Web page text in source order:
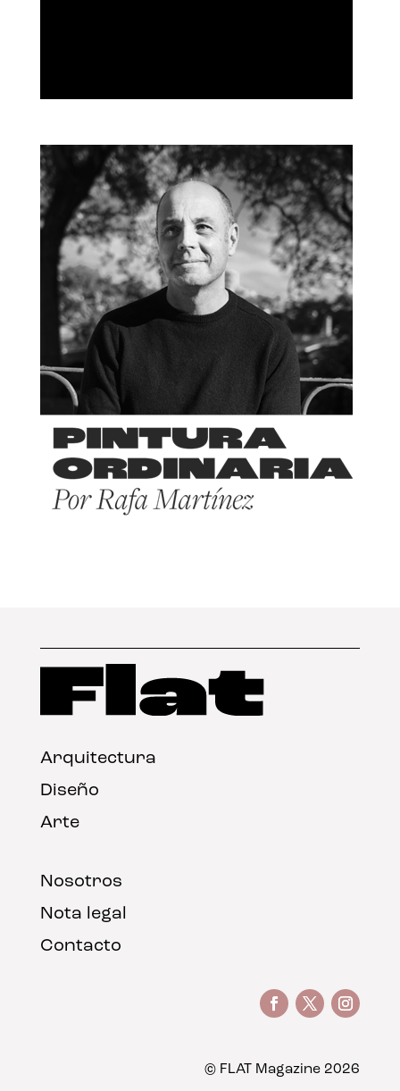
Arquitectura
Diseño
Arte
Nosotros
Nota legal
Contacto
© FLAT Magazine 2026